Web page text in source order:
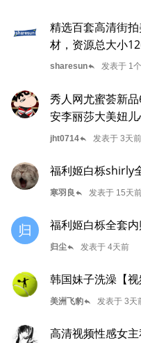
精选百套高清街
材，资源总大小
sharesunreply 发表于 1
秀人网尤蜜荟新
安李丽莎大美妞
jht0714reply 发表于 3天前
福利姬白栎shirly
寒羽良reply 发表于 15天
归 福利姬白栎全套
归尘reply 发表于 4天前
韩国妹子洗澡【视
美洲飞豹reply 发表于 3天
高清视频性感女